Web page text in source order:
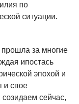
по
ситуации.
за многие
ипостась
эпохой и
и свое
сейчас,